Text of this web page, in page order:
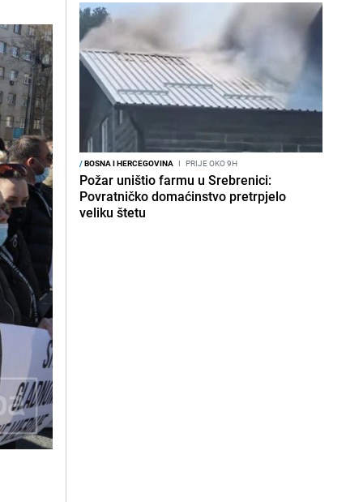
/BOSNA I HERCEGOVINA I PRIJE OKO 9H
Požar uništio farmu u Srebrenici:
Povratničko domaćinstvo pretrpjelo
veliku štetu